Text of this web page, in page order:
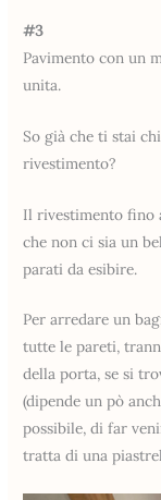
#3
Pavimento con un
unita.
So già che ti stai
rivestimento?
Il rivestimento fino
che non ci sia un
parati da esibire.
Per arredare un
tutte le pareti,
della porta, se si
(dipende un pò
possibile, di far
tratta di una